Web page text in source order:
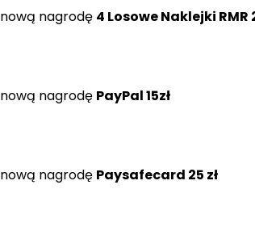
nową nagrodę 4 Losowe Naklejki RMR
nową nagrodę PayPal 15zł
nową nagrodę Paysafecard 25 zł